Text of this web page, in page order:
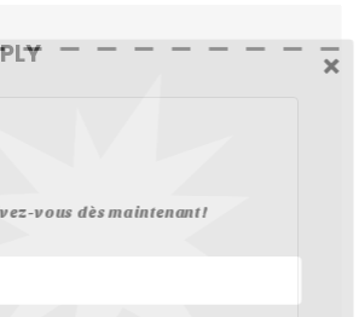
vous dès maintenant !